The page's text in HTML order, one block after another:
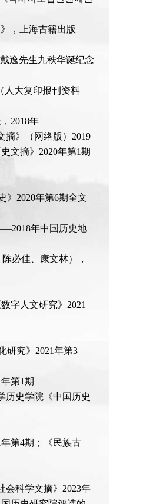
，上海古籍出版
逸先生九秩华诞纪念
人大复印报刊资料
2018年
摘》（网络版）2019
文摘》2020年第1期
》2020年第6期全文
年中国历史地
必佳、康文林），
字人文研究》2021
研究》2021年第3
第1期
历史学院《中国历史
第4期；《民族古
会科学文摘》2023年